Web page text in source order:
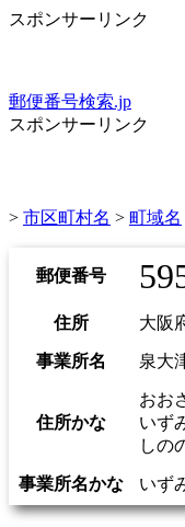
スポンサーリンク
郵便番号検索.jp
スポンサーリンク
> 市区町村名 > 町域名
郵便番号
住所 大阪
事業所名 泉大
住所かな
おお
いず
しの
事業所名かな いず